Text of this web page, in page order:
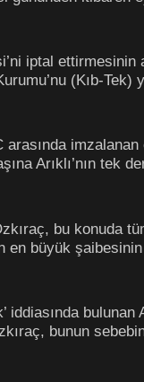
iptal ettirmesinin
(Kıb-
arasında
Arıklı’nın tek
bu konuda
büyük şaibesinin
bulunan
bunun